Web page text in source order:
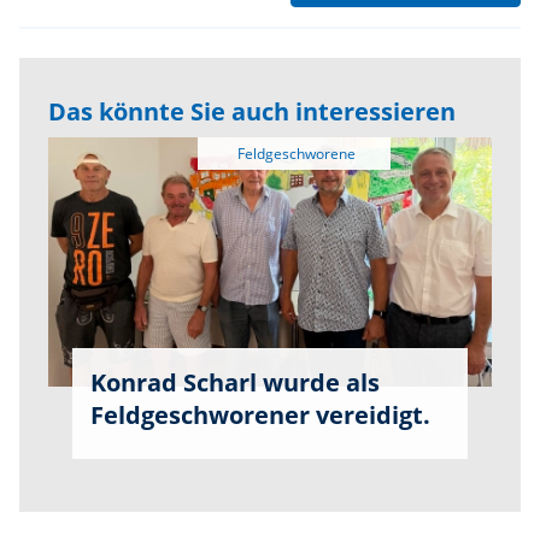
Das könnte Sie auch interessieren
Konrad Scharl wurde als
Feldgeschworener vereidigt.